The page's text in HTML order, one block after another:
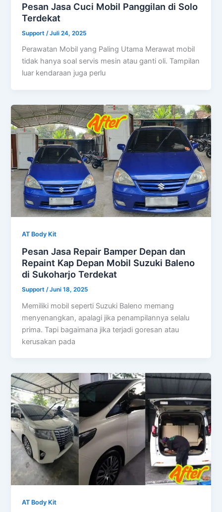
Pesan Jasa Cuci Mobil Panggilan di Solo
Terdekat
Support /Juli 24, 2025
Perawatan Mobil yang Paling Utama Merawat mobil
tidak hanya soal servis mesin atau ganti oli. Tampilan
luar kendaraan juga perlu
AT Body Kit
Pesan Jasa Repair Bamper Depan dan
Repaint Kap Depan Mobil Suzuki Baleno
di Sukoharjo Terdekat
Support /Juni 18, 2025
Memiliki mobil seperti Suzuki Baleno memang
menyenangkan, apalagi jika penampilannya selalu
prima. Tapi bagaimana jika terjadi goresan atau
kerusakan pada
AT Body Kit